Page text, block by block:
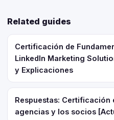
Related guides
Certificación de
LinkedIn Marketing
y Explicaciones
Respuestas: Certificación
agencias y los socios